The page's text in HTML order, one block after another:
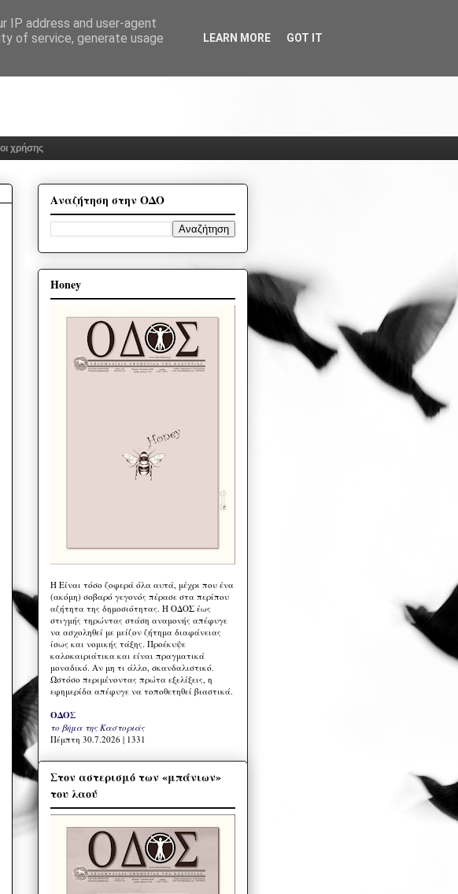
χρήσης
Αναζήτηση στην ΟΔΟ
Honey
Η Eίναι τόσο ζοφερά όλα αυτά, μέχρι που ένα
(ακόμη) σοβαρό γεγονός πέρασε στα περίπου
αζήτητα της δημοσιότητας. Η ΟΔΟΣ έως
στιγμής τηρώντας στάση αναμονής απέφυγε
να ασχοληθεί με μείζον ζήτημα διαφάνειας
ίσως και νομικής τάξης. Προέκυψε
καλοκαιριάτικα και είναι πραγματικά
μοναδικό. Αν μη τι άλλο, σκανδαλιστικό.
Ωστόσο περιμένοντας πρώτα εξελίξεις, η
εφημερίδα απέφυγε να τοποθετηθεί βιαστικά.
ΟΔΟΣ
το βήμα της Καστοριάς
Πέμπτη 30.7.2026 | 1331
Στον αστερισμό των «μπάνιων»
του λαού
IP address and user-agent
of service, generate usage
LEARN MORE GOT IT